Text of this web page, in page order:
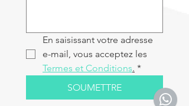
En saisissant votre adresse
Termes et Conditions. *
SOUMETTRE